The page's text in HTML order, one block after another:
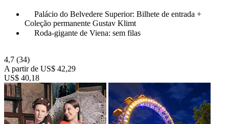
Palácio do Belvedere Superior: Bilhete de entrada +
Coleção permanente Gustav Klimt
Roda-gigante de Viena: sem filas
4,7 (34)
A partir de US$ 42,29
US$ 40,18